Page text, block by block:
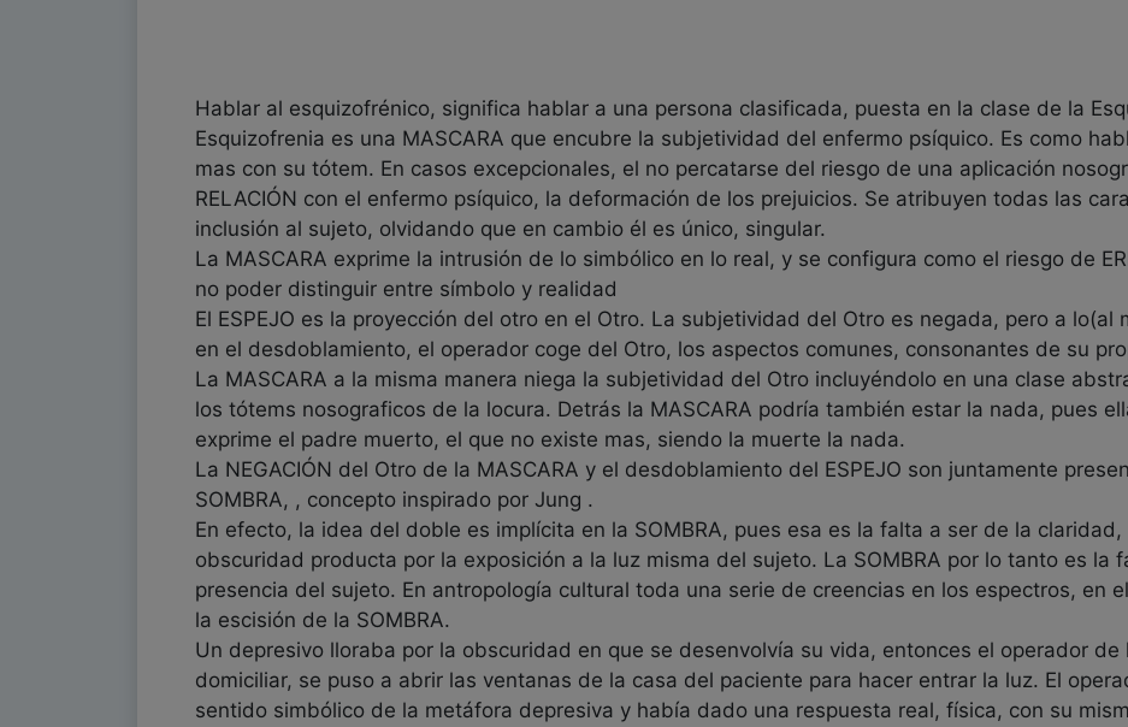
Hablar al esquizofrénico, significa hablar a una persona clasificada, puesta en la clase de la
Esquizofrenia es una MASCARA que encubre la subjetividad del enfermo psíquico. Es como
mas con su tótem. En casos excepcionales, el no percatarse del riesgo de una aplicación
RELACIÓN con el enfermo psíquico, la deformación de los prejuicios. Se atribuyen todas las
inclusión al sujeto, olvidando que en cambio él es único, singular.
La MASCARA exprime la intrusión de lo simbólico en lo real, y se configura como el riesgo de
no poder distinguir entre símbolo y realidad
El ESPEJO es la proyección del otro en el Otro. La subjetividad del Otro es negada, pero a lo(al
en el desdoblamiento, el operador coge del Otro, los aspectos comunes, consonantes de su
La MASCARA a la misma manera niega la subjetividad del Otro incluyéndolo en una clase
los tótems nosograficos de la locura. Detrás la MASCARA podría también estar la nada, pues
exprime el padre muerto, el que no existe mas, siendo la muerte la nada.
La NEGACIÓN del Otro de la MASCARA y el desdoblamiento del ESPEJO son juntamente
SOMBRA, , concepto inspirado por Jung .
En efecto, la idea del doble es implícita en la SOMBRA, pues esa es la falta a ser de la
obscuridad producta por la exposición a la luz misma del sujeto. La SOMBRA por lo tanto es la
presencia del sujeto. En antropología cultural toda una serie de creencias en los espectros, en
la escisión de la SOMBRA.
Un depresivo lloraba por la obscuridad en que se desenvolvía su vida, entonces el operador
domiciliar, se puso a abrir las ventanas de la casa del paciente para hacer entrar la luz. El
sentido simbólico de la metáfora depresiva y había dado una respuesta real, física, con su